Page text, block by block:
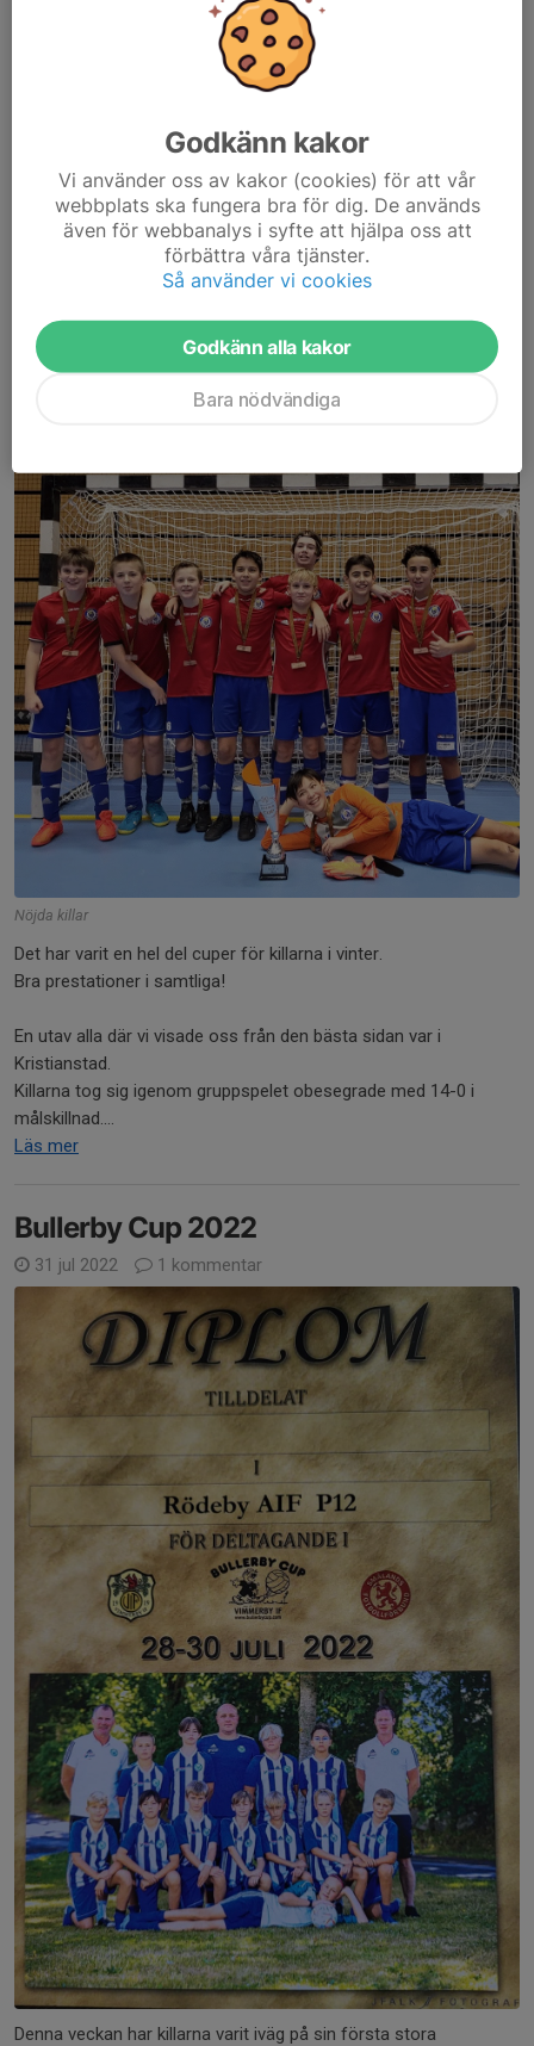
Vi samarbetar med Karlskrona Kommun och anordnar bland
annat lotterier med fina priser, fiskdamm, lyckohjul, och
försäljning av midsommarfika, korv och glass.
Hoppas att vi...
Bronspokal i Kristianstad Arena Cup
26 feb 2023 0 kommentarer
Nöjda killar
Det har varit en hel del cuper för killarna i vinter.
Bra prestationer i samtliga!
En utav alla där vi visade oss från den bästa sidan var i
Kristianstad.
Killarna tog sig igenom gruppspelet obesegrade med 14-0 i
målskillnad....
Läs mer
Bullerby Cup 2022
31 jul 2022 1 kommentar
Denna veckan har killarna varit iväg på sin första stora
Godkänn kakor
Vi använder oss av kakor (cookies) för att vår
webbplats ska fungera bra för dig. De används
även för webbanalys i syfte att hjälpa oss att
förbättra våra tjänster.
Så använder vi cookies
Godkänn alla kakor
Bara nödvändiga